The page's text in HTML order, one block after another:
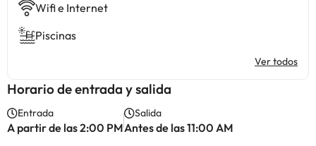
Wifi e Internet
Piscinas
Ver todos
Horario de entrada y salida
Entrada
A partir de las 2:00 PM
Salida
Antes de las 11:00 AM